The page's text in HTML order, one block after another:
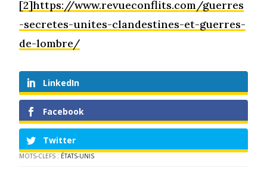
[2]https://www.revueconflits.com/guerres
-secretes-unites-clandestines-et-guerres-
de-lombre/
LinkedIn
Facebook
Twitter
MOTS-CLEFS : ÉTATS-UNIS